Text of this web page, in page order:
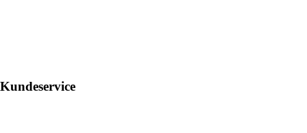
Kundeservice